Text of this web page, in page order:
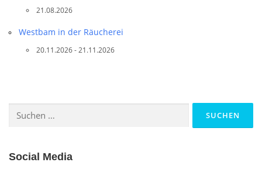
21.08.2026
Westbam in der Räucherei
20.11.2026 - 21.11.2026
nach:
Social Media